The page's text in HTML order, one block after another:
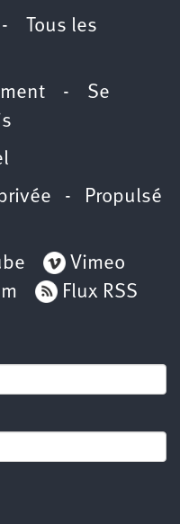
Tous les
- Se
- Propulsé
Vimeo
Flux RSS